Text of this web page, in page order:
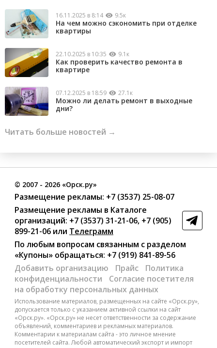
16.11.2025 в 8:14 9.5к
На чем можно сэкономить при отделке
квартиры
22.10.2025 в 10:35 9.1к
Как проверить качество ремонта в
квартире
07.12.2025 в 18:59 27.1к
Можно ли делать ремонт в выходные
дни?
Читать больше новостей →
© 2007 - 2026 «Орск.ру»
Размещение рекламы: +7 (3537) 25-08-07
Размещение рекламы в Каталоге
организаций: +7 (3537) 31-21-06, +7 (905)
899-21-06 или Телеграмм
По любым вопросам связанным с разделом
«Купоны» обращаться: +7 (919) 841-89-56
Добавить организацию
Прайс
Политика
конфиденциальности
Согласие посетителя
на обработку персональных данных
Использование материалов, размещенных на сайте «Орск.ру»,
допускается только с указанием активной ссылки на сайт
«Орск.ру». «Орск.ру» не несет ответственности за содержание
объявлений, комментариев и рекламных материалов.
Комментарии к материалам сайта - это личное мнение
посетителей сайта. Любой автоматический экспорт и импорт